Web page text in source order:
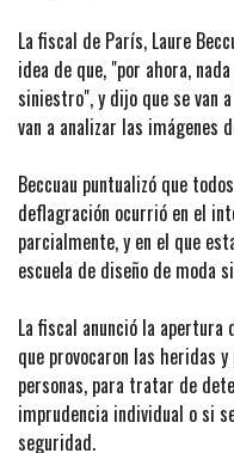
La fiscal de París, Laure
idea de que, "por ahora,
siniestro", y dijo que se van
van a analizar las imágenes
Beccuau puntualizó que
deflagración ocurrió en el
parcialmente, y en el que
escuela de diseño de moda
La fiscal anunció la apertura
que provocaron las heridas
personas, para tratar de
imprudencia individual o si
seguridad.